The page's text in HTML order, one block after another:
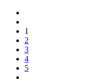
1
2
3
4
5